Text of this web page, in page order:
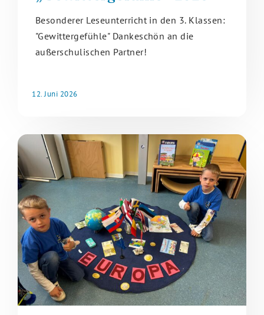
Besonderer Leseunterricht in den 3. Klassen:
"Gewittergefühle" Dankeschön an die
außerschulischen Partner!
12. Juni 2026